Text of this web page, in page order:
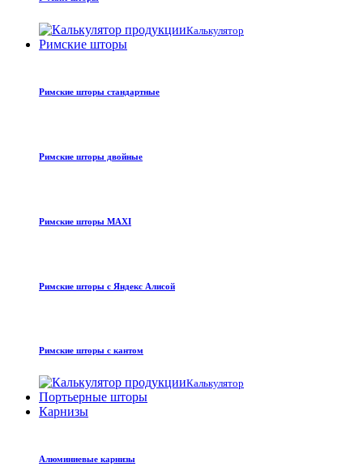
Калькулятор
Римские шторы
Римские шторы стандартные
Римские шторы двойные
Римские шторы MAXI
Римские шторы с Яндекс Алисой
Римские шторы с кантом
Калькулятор
Портьерные шторы
Карнизы
Алюминиевые карнизы